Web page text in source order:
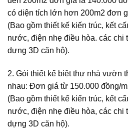
có diện tích lớn hơn 200m2 đơn
(Bao gồm thiết kế kiến trúc, kết
nước, điện nhẹ điều hòa. các chi
dựng 3D căn hộ).
2. Gói thiết kế biệt thự nhà vườn
nhau: Đơn giá từ 150.000 đồng/
(Bao gồm thiết kế kiến trúc, kết
nước, điện nhẹ điều hòa, các chi
dựng 3D căn hộ).